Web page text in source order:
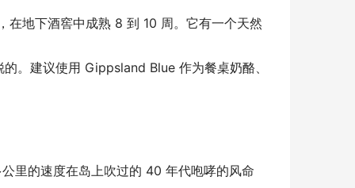
地下酒窖中成熟 8 到 10 周。它有一个天然
。建议使用 Gippsland Blue 作为餐桌奶酪、
里的速度在岛上吹过的 40 年代咆哮的风命